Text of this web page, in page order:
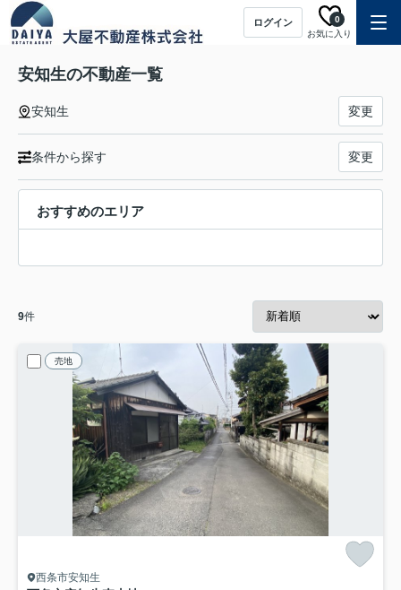
ログイン
お気に入り
0
安知生の不動産一覧
安知生 変更
条件から探す 変更
おすすめのエリア
9件
売地
西条市安知生